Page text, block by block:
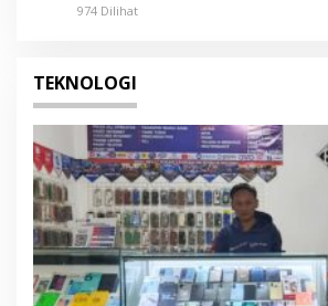
974 Dilihat
TEKNOLOGI